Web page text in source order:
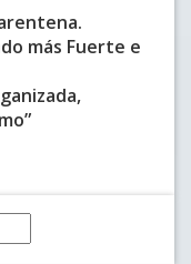
más Fuerte e